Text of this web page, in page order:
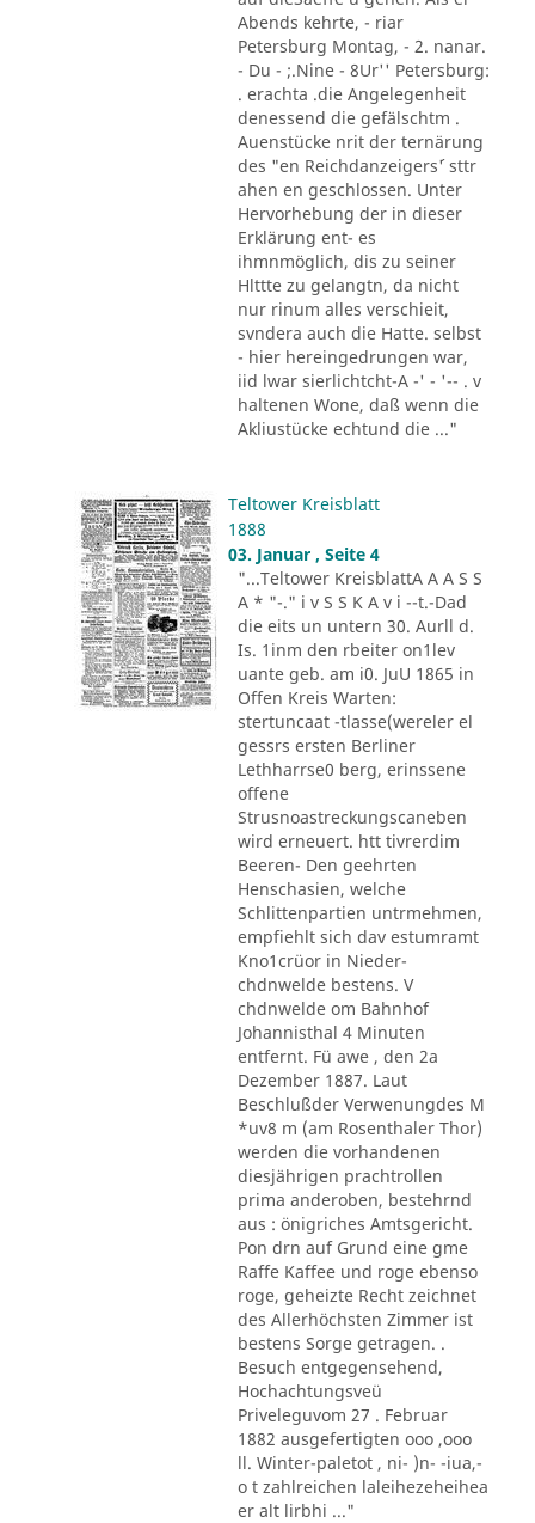
Abends kehrte, - riar
Petersburg Montag, - 2. nanar.
- Du - ;.Nine - 8Ur'' Petersburg:
. erachta .die Angelegenheit
denessend die gefälschtm .
Auenstücke nrit der ternärung
des "en Reichdanzeigers´' sttr
ahen en geschlossen. Unter
Hervorhebung der in dieser
Erklärung ent- es
ihmnmöglich, dis zu seiner
Hlttte zu gelangtn, da nicht
nur rinum alles verschieit,
svndera auch die Hatte. selbst
- hier hereingedrungen war,
iid lwar sierlichtcht-A -' - '-- . v
haltenen Wone, daß wenn die
Akliustücke echtund die ..."
Teltower Kreisblatt
1888
03. Januar , Seite 4
"...Teltower KreisblattA A A S S
A * "-." i v S S K A v i --t.-Dad
die eits un untern 30. Aurll d.
Is. 1inm den rbeiter on1lev
uante geb. am i0. JuU 1865 in
Offen Kreis Warten:
stertuncaat -tlasse(wereler el
gessrs ersten Berliner
Lethharrse0 berg, erinssene
offene
Strusnoastreckungscaneben
wird erneuert. htt tivrerdim
Beeren- Den geehrten
Henschasien, welche
Schlittenpartien untrmehmen,
empfiehlt sich dav estumramt
Kno1crüor in Nieder-
chdnwelde bestens. V
chdnwelde om Bahnhof
Johannisthal 4 Minuten
entfernt. Fü awe , den 2a
Dezember 1887. Laut
Beschlußder Verwenungdes M
*uv8 m (am Rosenthaler Thor)
werden die vorhandenen
diesjährigen prachtrollen
prima anderoben, bestehrnd
aus : önigriches Amtsgericht.
Pon drn auf Grund eine gme
Raffe Kaffee und roge ebenso
roge, geheizte Recht zeichnet
des Allerhöchsten Zimmer ist
bestens Sorge getragen. .
Besuch entgegensehend,
Hochachtungsveü
Priveleguvom 27 . Februar
1882 ausgefertigten ooo ,ooo
ll. Winter-paletot , ni- )n- -iua,-
o t zahlreichen laleihezeheihea
er alt lirbhi ..."